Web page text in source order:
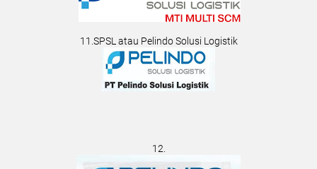
11.SPSL atau Pelindo Solusi Logistik
12.